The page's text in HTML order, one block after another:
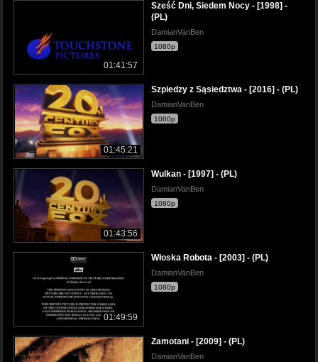
01:41:57
Sześć Dni, Siedem Nocy - [1998] -
(PL)
DamianVanBen
1080p
01:45:21
Szpiedzy z Sąsiedztwa - [2016] - (PL)
DamianVanBen
1080p
01:43:56
Wulkan - [1997] - (PL)
DamianVanBen
1080p
01:49:59
Włoska Robota - [2003] - (PL)
DamianVanBen
1080p
Zamotani - [2009] - (PL)
DamianVanBen